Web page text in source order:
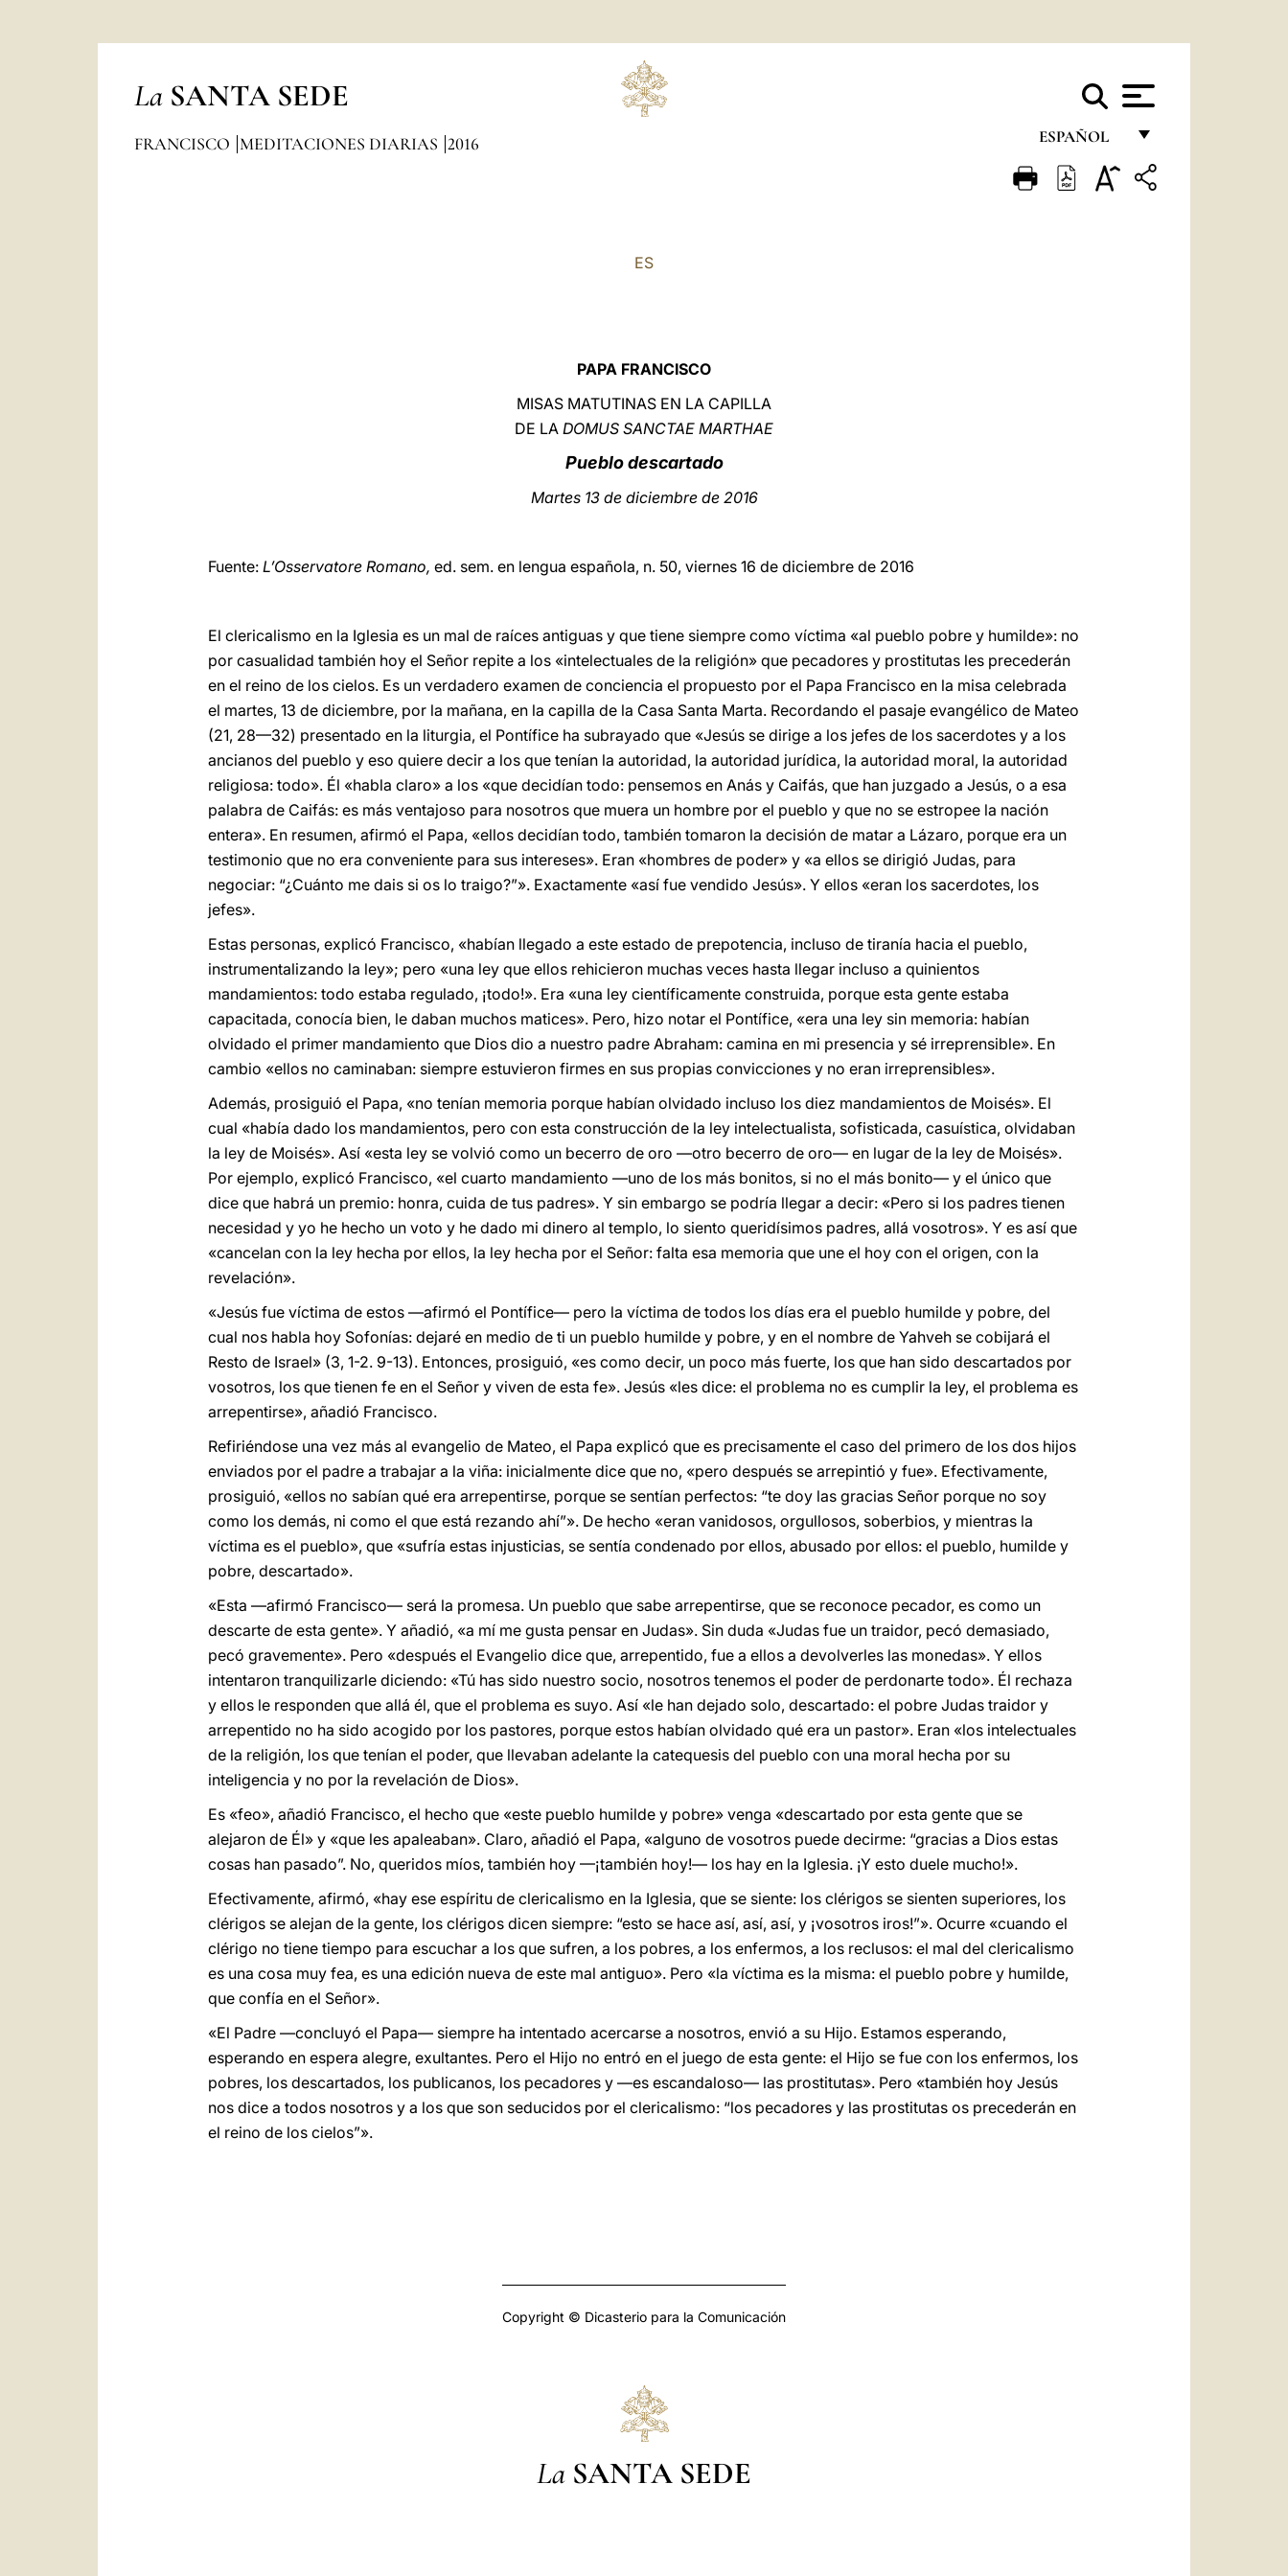
La SANTA SEDE
ESPAÑOL
FRANÇAIS
FRANCISCO MEDITACIONES DIARIAS 2016
ES
PAPA FRANCISCO
MISAS MATUTINAS EN LA CAPILLA
DE LA DOMUS SANCTAE MARTHAE
Pueblo descartado
Martes 13 de diciembre de 2016
Fuente: L’Osservatore Romano, ed. sem. en lengua española, n. 50, viernes 16 de diciembre de 2016
El clericalismo en la Iglesia es un mal de raíces antiguas y que tiene siempre como víctima «al pueblo pobre y humilde»: no
por casualidad también hoy el Señor repite a los «intelectuales de la religión» que pecadores y prostitutas les precederán
en el reino de los cielos. Es un verdadero examen de conciencia el propuesto por el Papa Francisco en la misa celebrada
el martes, 13 de diciembre, por la mañana, en la capilla de la Casa Santa Marta. Recordando el pasaje evangélico de Mateo
(21, 28—32) presentado en la liturgia, el Pontífice ha subrayado que «Jesús se dirige a los jefes de los sacerdotes y a los
ancianos del pueblo y eso quiere decir a los que tenían la autoridad, la autoridad jurídica, la autoridad moral, la autoridad
religiosa: todo». Él «habla claro» a los «que decidían todo: pensemos en Anás y Caifás, que han juzgado a Jesús, o a esa
palabra de Caifás: es más ventajoso para nosotros que muera un hombre por el pueblo y que no se estropee la nación
entera». En resumen, afirmó el Papa, «ellos decidían todo, también tomaron la decisión de matar a Lázaro, porque era un
testimonio que no era conveniente para sus intereses». Eran «hombres de poder» y «a ellos se dirigió Judas, para
negociar: “¿Cuánto me dais si os lo traigo?”». Exactamente «así fue vendido Jesús». Y ellos «eran los sacerdotes, los
jefes».
Estas personas, explicó Francisco, «habían llegado a este estado de prepotencia, incluso de tiranía hacia el pueblo,
instrumentalizando la ley»; pero «una ley que ellos rehicieron muchas veces hasta llegar incluso a quinientos
mandamientos: todo estaba regulado, ¡todo!». Era «una ley científicamente construida, porque esta gente estaba
capacitada, conocía bien, le daban muchos matices». Pero, hizo notar el Pontífice, «era una ley sin memoria: habían
olvidado el primer mandamiento que Dios dio a nuestro padre Abraham: camina en mi presencia y sé irreprensible». En
cambio «ellos no caminaban: siempre estuvieron firmes en sus propias convicciones y no eran irreprensibles».
Además, prosiguió el Papa, «no tenían memoria porque habían olvidado incluso los diez mandamientos de Moisés». El
cual «había dado los mandamientos, pero con esta construcción de la ley intelectualista, sofisticada, casuística, olvidaban
la ley de Moisés». Así «esta ley se volvió como un becerro de oro —otro becerro de oro— en lugar de la ley de Moisés».
Por ejemplo, explicó Francisco, «el cuarto mandamiento —uno de los más bonitos, si no el más bonito— y el único que
dice que habrá un premio: honra, cuida de tus padres». Y sin embargo se podría llegar a decir: «Pero si los padres tienen
necesidad y yo he hecho un voto y he dado mi dinero al templo, lo siento queridísimos padres, allá vosotros». Y es así que
«cancelan con la ley hecha por ellos, la ley hecha por el Señor: falta esa memoria que une el hoy con el origen, con la
revelación».
«Jesús fue víctima de estos —afirmó el Pontífice— pero la víctima de todos los días era el pueblo humilde y pobre, del
cual nos habla hoy Sofonías: dejaré en medio de ti un pueblo humilde y pobre, y en el nombre de Yahveh se cobijará el
Resto de Israel» (3, 1-2. 9-13). Entonces, prosiguió, «es como decir, un poco más fuerte, los que han sido descartados por
vosotros, los que tienen fe en el Señor y viven de esta fe». Jesús «les dice: el problema no es cumplir la ley, el problema es
arrepentirse», añadió Francisco.
Refiriéndose una vez más al evangelio de Mateo, el Papa explicó que es precisamente el caso del primero de los dos hijos
enviados por el padre a trabajar a la viña: inicialmente dice que no, «pero después se arrepintió y fue». Efectivamente,
prosiguió, «ellos no sabían qué era arrepentirse, porque se sentían perfectos: “te doy las gracias Señor porque no soy
como los demás, ni como el que está rezando ahí”». De hecho «eran vanidosos, orgullosos, soberbios, y mientras la
víctima es el pueblo», que «sufría estas injusticias, se sentía condenado por ellos, abusado por ellos: el pueblo, humilde y
pobre, descartado».
«Esta —afirmó Francisco— será la promesa. Un pueblo que sabe arrepentirse, que se reconoce pecador, es como un
descarte de esta gente». Y añadió, «a mí me gusta pensar en Judas». Sin duda «Judas fue un traidor, pecó demasiado,
pecó gravemente». Pero «después el Evangelio dice que, arrepentido, fue a ellos a devolverles las monedas». Y ellos
intentaron tranquilizarle diciendo: «Tú has sido nuestro socio, nosotros tenemos el poder de perdonarte todo». Él rechaza
y ellos le responden que allá él, que el problema es suyo. Así «le han dejado solo, descartado: el pobre Judas traidor y
arrepentido no ha sido acogido por los pastores, porque estos habían olvidado qué era un pastor». Eran «los intelectuales
de la religión, los que tenían el poder, que llevaban adelante la catequesis del pueblo con una moral hecha por su
inteligencia y no por la revelación de Dios».
Es «feo», añadió Francisco, el hecho que «este pueblo humilde y pobre» venga «descartado por esta gente que se
alejaron de Él» y «que les apaleaban». Claro, añadió el Papa, «alguno de vosotros puede decirme: “gracias a Dios estas
cosas han pasado”. No, queridos míos, también hoy —¡también hoy!— los hay en la Iglesia. ¡Y esto duele mucho!».
Efectivamente, afirmó, «hay ese espíritu de clericalismo en la Iglesia, que se siente: los clérigos se sienten superiores, los
clérigos se alejan de la gente, los clérigos dicen siempre: “esto se hace así, así, así, y ¡vosotros iros!”». Ocurre «cuando el
clérigo no tiene tiempo para escuchar a los que sufren, a los pobres, a los enfermos, a los reclusos: el mal del clericalismo
es una cosa muy fea, es una edición nueva de este mal antiguo». Pero «la víctima es la misma: el pueblo pobre y humilde,
que confía en el Señor».
«El Padre —concluyó el Papa— siempre ha intentado acercarse a nosotros, envió a su Hijo. Estamos esperando,
esperando en espera alegre, exultantes. Pero el Hijo no entró en el juego de esta gente: el Hijo se fue con los enfermos, los
pobres, los descartados, los publicanos, los pecadores y —es escandaloso— las prostitutas». Pero «también hoy Jesús
nos dice a todos nosotros y a los que son seducidos por el clericalismo: “los pecadores y las prostitutas os precederán en
el reino de los cielos”».
Copyright © Dicasterio para la Comunicación
La SANTA SEDE